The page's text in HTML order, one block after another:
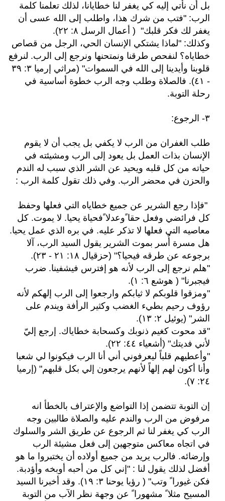
بل أن نأتي إليه كي يغفر لنا خطايانا، لذلك تعلمنا كلمة
الرب: "فتب من شرك هذا، واطلب إلى الله عسى أن
يغفر لك فكر قلبك" ( أعمال الرسل ٨: ٢٢).
وكذلك: "لماذا يشتكي الإنسان الحي، الرجل من قصاص
خطاياه؟ لنفحص طرقنا ونمتحنها ونرجع إلى الرب. لنرفع
قلوبنا وأيدينا إلى الله في السموات" (مراثي إرميا ٣: ٣٩
- ٤١). فالصلاة وطلب وجه الرب خطوة أساسية في
رحلة التوبة.
٣- الرجوع:
طلب الغفران من الرب لا يكفي بل يجب أن لا يقوم
الإنسان بذات العمل بل يعود إلى الرب ومشيئته في
حياته من كل قلبه ويحيد عن الشر الذي سبب له الندم
والحزن في محضر الرب. وفي ذلك تقول كلمة الرب :
"فإذا رجع الشرير عن جميع خطاياه التي فعلها وحفظ
كل فرائضي وفعل حقا ًوعدلا ًفحياة يحيا. لا يموت. كل
معاصيه التي فعلها لا تذكر عليه. في بره الذي عمل يحيا.
هل مسرة أُسر بموت الشرير يقول السيد الرب، آلا
برجوعه عن طرقه فيحيا؟" (حزقيال ١٨: ٢١ - ٢٣).
"هلم نرجع إلى الرب لأنه هو إفترس فيشفينا. ضرب
فيجبرنا" ( هوشع ٦: ١).
"ومزقوا قلوبكم لا ثيابكم وارجعوا إلى الرب إلهكم لأنه
رؤوف رحيم بطيء الغضب وكثير الرأفة ويندم على
الشر" (يوئيل ٢: ١٣).
"قد محوت كغيم ذنوبك وكسحابة خطاياك. إرجع إليّ
لأني فديتك" (أشعياء ٤٤: ٢٢).
"وأعطيهم قلباً ليعرفوني أني أنا الرب فيكونوا لي شعبا
وأنا أكون لهم إلهاً لأنهم يرجعون إلي بكل قلبهم" (إرميا
٢٤: ٧).
إن التوبة تتضمن إذا التواضع والإعتراف بالخطأ انه
مرفوض من الرب والندم عليه والصلاة طالبين وجه
الرب كي يغفر لنا ثم الرجوع عن طريق الشر والسلوك
في اتجاه معاكس متوجهين إلى فعل مشيئة الرب
وإرضائه. فالرب يريد من جميع أولاده أن يختبروا ما هو
أفضل لذلك يقول لنا : "إني كل من أحبه أوبخه وأؤدبة.
فكن غيورا ً وتب"
( رؤيا يوحنا ٣: ١٩). وقد أخبرنا السيد
المسيح مثلا ً مشهورا ً عن وجهة نظر الآب من التوبة